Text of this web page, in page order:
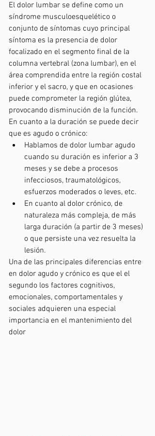
El dolor lumbar se define como un
síndrome musculoesquelético o
conjunto de síntomas cuyo principal
síntoma es la presencia de dolor
focalizado en el segmento final de la
columna vertebral (zona lumbar), en el
área comprendida entre la región costal
inferior y el sacro, y que en ocasiones
puede comprometer la región glútea,
provocando disminución de la función.
En cuanto a la duración se puede decir
que es agudo o crónico:
Hablamos de dolor lumbar agudo
cuando su duración es inferior a 3
meses y se debe a procesos
infecciosos, traumatológicos,
esfuerzos moderados o leves, etc.
En cuanto al dolor crónico, de
naturaleza más compleja, de más
larga duración (a partir de 3 meses)
o que persiste una vez resuelta la
lesión.
Una de las principales diferencias entre
en dolor agudo y crónico es que el el
segundo los factores cognitivos,
emocionales, comportamentales y
sociales adquieren una especial
importancia en el mantenimiento del
dolor